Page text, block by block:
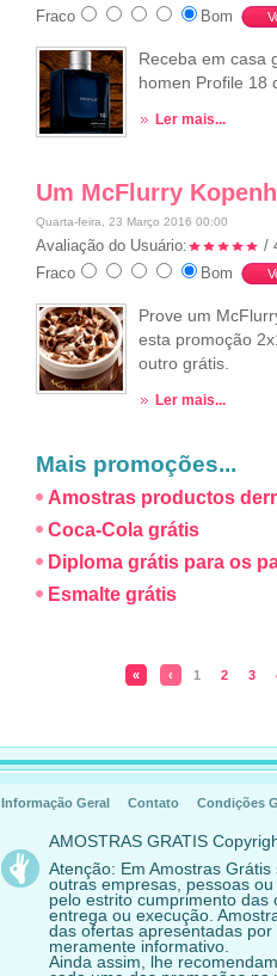
Fraco
Bom
Receba em casa
homen Profile 18
Ler mais...
Um McFlurry
Quarta-feira, 23 Março 2016 00:00
Avaliação do Usuário:
/
Fraco
Bom
Prove um
esta promoção
outro grátis.
Ler mais...
Mais promoções...
Amostras productos
Coca-Cola grátis
Diploma grátis para os
Esmalte grátis
« ‹ 1 2 3
Informação Geral Contato Condições
AMOSTRAS GRATIS
Atenção: Em Amostras
outras empresas, pessoas
pelo estrito cumprimento
entrega ou execução.
das ofertas apresentadas
meramente informativo.
Ainda assim, lhe